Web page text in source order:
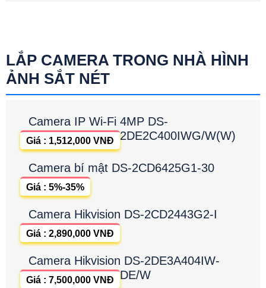
LẮP CAMERA TRONG NHÀ HÌNH
ẢNH SẮT NÉT
Camera IP Wi-Fi 4MP DS-
2DE2C400IWG/W(W)
Giá : 1,512,000 VNĐ
Camera bí mật DS-2CD6425G1-30
Giá : 5%-35%
Camera Hikvision DS-2CD2443G2-I
Giá : 2,890,000 VNĐ
Camera Hikvision DS-2DE3A404IW-
DE/W
Giá : 7,500,000 VNĐ